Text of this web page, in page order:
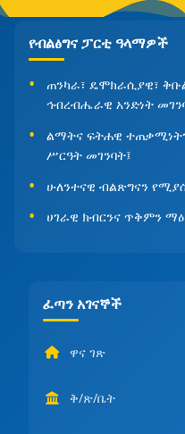
የብልፅግና ፓርቲ ዓላማዎች
ጠንካራ፣ ዴሞክራሲያዊ፣
ኅብረብሔራዊ አንድነት
ልማትና ፍትሐዊ
ሥርዓት መገንባት፤
ሁለንተናዊ ብልጽግናን
ሀገራዊ ክብርንና ጥቅምን
ፈጣን አገናኞች
ዋና ገጽ
ቅ/ጽ/ቤት